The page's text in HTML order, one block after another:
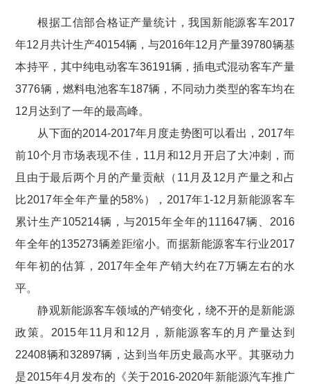
根据工信部合格证产量统计，我国新能源客车2017
年12月共计生产40154辆，与2016年12月产量39780辆基
本持平，其中纯电动客车36191辆，插电式混动客车产量
3776辆，燃料电池客车187辆，不同动力类型的客车均在
12月达到了一年的最高峰。
从下面的2014-2017年月度走势图可以看出，2017年
前10个月市场表现不佳，11月和12月开启了大冲刺，而
且由于最后两个月的产量贡献（11月及12月产量之和占
比2017年全年产量的58%），2017年1-12月新能源客车
累计生产105214辆，与2015年全年的111647辆、2016
年全年的135273辆差距缩小。而据新能源客车行业2017
年年初的估算，2017年全年产销大约在7万辆左右的水
平。
静观新能源客车领域的产销变化，绕不开的是新能源
政策。2015年11月和12月，新能源客车的月产量达到
22408辆和32897辆，达到当年历史最高水平。其驱动力
是2015年4月发布的《关于2016-2020年新能源汽车推广